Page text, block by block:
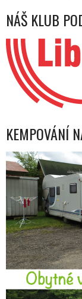
NÁŠ KLUB
KEMPOVÁNÍ